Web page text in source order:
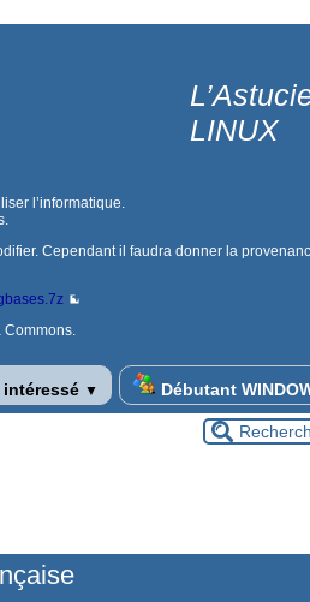
LINUX
l’informatique.
Cependant il faudra donner la
Commons.
▼ Débutant